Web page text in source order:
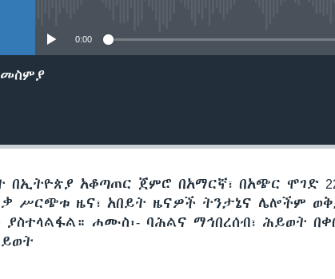
0:00
በኢትዮጵያ አቆጣጠር ጀምሮ በአማርኛ፣ በአጭር ሞገድ
ሥርጭቱ ዜና፣ አበይት ዜናዎች ትንታኔና ሌሎችም
ሐሙስ፡- ባሕልና ማኅበረሰብ፣ ሕይወት